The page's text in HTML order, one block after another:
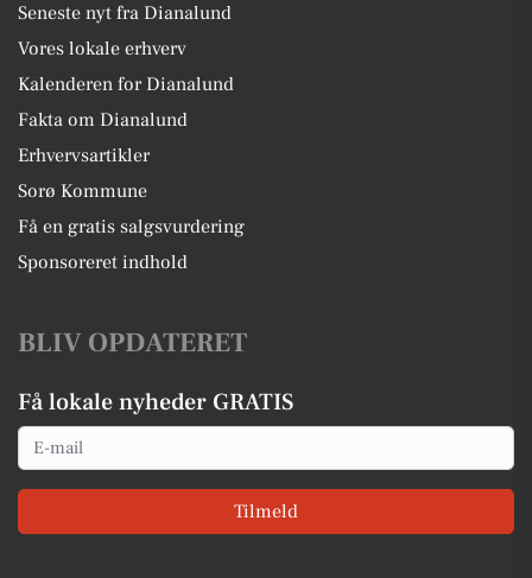
Seneste nyt fra Dianalund
Vores lokale erhverv
Kalenderen for Dianalund
Fakta om Dianalund
Erhvervsartikler
Sorø Kommune
Få en gratis salgsvurdering
Sponsoreret indhold
BLIV OPDATERET
Få lokale nyheder GRATIS
Email
Tilmeld